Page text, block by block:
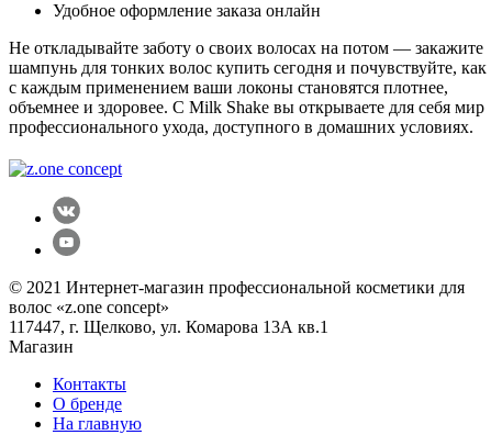
Удобное оформление заказа онлайн
Не откладывайте заботу о своих волосах на потом — закажите
шампунь для тонких волос купить сегодня и почувствуйте, как
с каждым применением ваши локоны становятся плотнее,
объемнее и здоровее. С Milk Shake вы открываете для себя мир
профессионального ухода, доступного в домашних условиях.
© 2021 Интернет-магазин профессиональной косметики для
волос «z.one concept»
117447, г. Щелково, ул. Комарова 13А кв.1
Магазин
Контакты
О бренде
На главную